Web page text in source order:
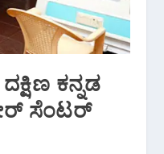
ಕನ್ನಡ
ಸೆಂಟರ್